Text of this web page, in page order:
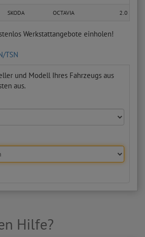
SKODA OCTAVIA 2.0 TDI
Werkstattangebote einholen!
TSN
und Modell Ihres Fahrzeugs aus
aus.
Hilfe?